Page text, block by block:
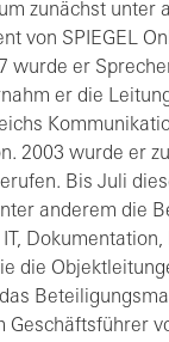
zunächst unter
von SPIEGEL
wurde er
er die
2003 wurde er
Bis Juli
anderem die
die
Geschäftsführer